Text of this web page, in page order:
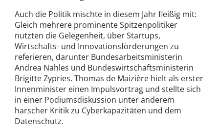
Auch die Politik mischte in diesem Jahr fleißig mit:
Gleich mehrere prominente Spitzenpolitiker
nutzten die Gelegenheit, über Startups,
Wirtschafts- und Innovationsförderungen zu
referieren, darunter Bundesarbeitsministerin
Andrea Nahles und Bundeswirtschaftsministerin
Brigitte Zypries. Thomas de Maizière hielt als erster
Innenminister einen Impulsvortrag und stellte sich
in einer Podiumsdiskussion unter anderem
harscher Kritik zu Cyberkapazitäten und dem
Datenschutz.